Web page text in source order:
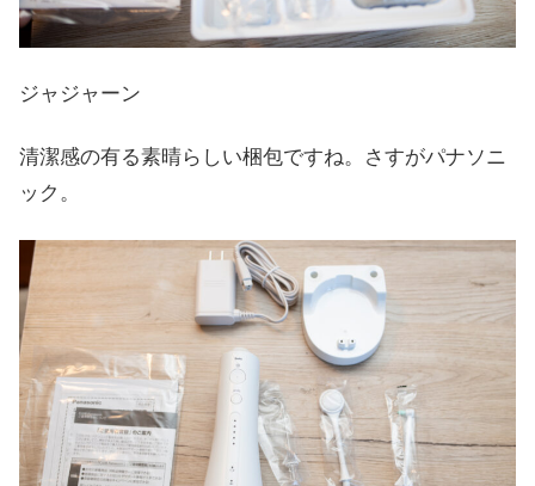
ジャジャーン
清潔感の有る素晴らしい梱包ですね。さすがパナソニ
ック。